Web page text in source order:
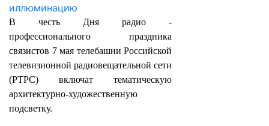
В честь Дня радио -
профессионального праздника
связистов 7 мая телебашни Российской
телевизионной радиовещательной сети
(РТРС) включат тематическую
архитектурно-художественную
подсветку.